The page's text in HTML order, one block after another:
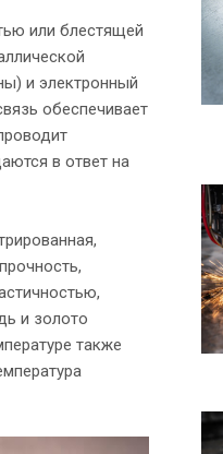
или блестящей
и электронный
обеспечивает
в ответ на
и золото
также